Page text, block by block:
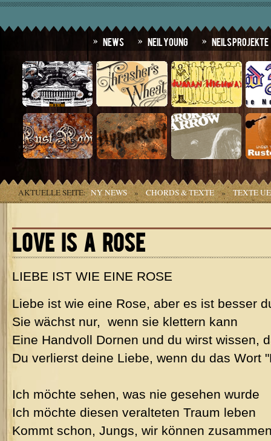
News Neil Young Neils Projekte
AKTUELLE SEITE: NY NEWS » CHORDS & TEXTE » TEXTE
LOVE IS A ROSE
LIEBE IST WIE EINE ROSE
Liebe ist wie eine Rose, aber es ist besser
Sie wächst nur, wenn sie klettern kann
Eine Handvoll Dornen und du wirst wissen,
Du verlierst deine Liebe, wenn du das Wort
Ich möchte sehen, was nie gesehen wurde
Ich möchte diesen veralteten Traum leben
Kommt schon, Jungs, wir können